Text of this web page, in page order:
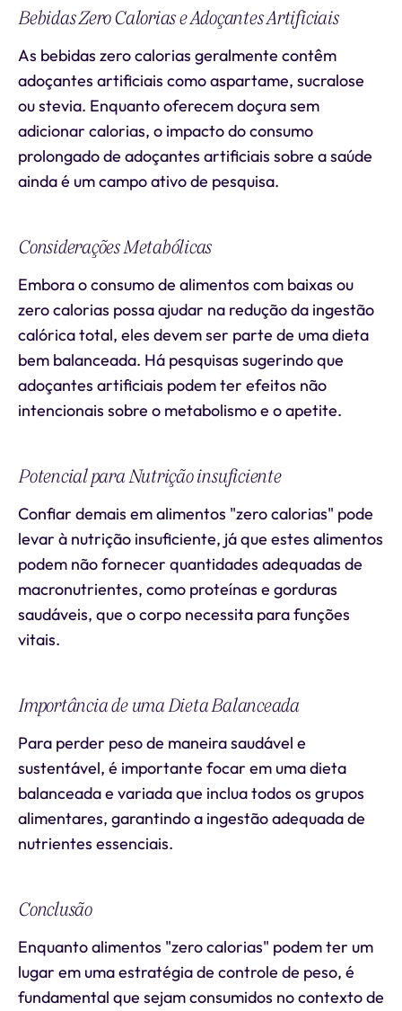
Bebidas Zero Calorias e Adoçantes Artificiais
As bebidas zero calorias geralmente contêm
adoçantes artificiais como aspartame, sucralose
ou stevia. Enquanto oferecem doçura sem
adicionar calorias, o impacto do consumo
prolongado de adoçantes artificiais sobre a saúde
ainda é um campo ativo de pesquisa.
Considerações Metabólicas
Embora o consumo de alimentos com baixas ou
zero calorias possa ajudar na redução da ingestão
calórica total, eles devem ser parte de uma dieta
bem balanceada. Há pesquisas sugerindo que
adoçantes artificiais podem ter efeitos não
intencionais sobre o metabolismo e o apetite.
Potencial para Nutrição insuficiente
Confiar demais em alimentos "zero calorias" pode
levar à nutrição insuficiente, já que estes alimentos
podem não fornecer quantidades adequadas de
macronutrientes, como proteínas e gorduras
saudáveis, que o corpo necessita para funções
vitais.
Importância de uma Dieta Balanceada
Para perder peso de maneira saudável e
sustentável, é importante focar em uma dieta
balanceada e variada que inclua todos os grupos
alimentares, garantindo a ingestão adequada de
nutrientes essenciais.
Conclusão
Enquanto alimentos "zero calorias" podem ter um
lugar em uma estratégia de controle de peso, é
fundamental que sejam consumidos no contexto de